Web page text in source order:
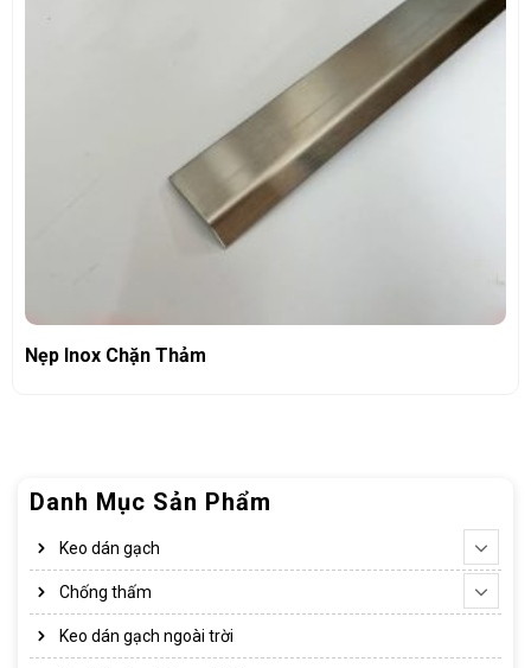
Danh Mục Sản Phẩm
Keo dán gạch
Chống thấm
Keo dán gạch ngoài trời
Nẹp Inox Chặn Thảm